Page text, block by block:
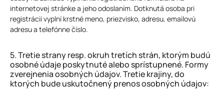
internetovej stránke a jeho odoslaním. Dotknutá osoba pri
registrácii vyplní krstné meno, priezvisko, adresu, emailovú
adresu a telefónne číslo.
5. Tretie strany resp. okruh tretích strán, ktorým budú
osobné údaje poskytnuté alebo sprístupnené. Formy
zverejnenia osobných údajov. Tretie krajiny, do
ktorých bude uskutočnený prenos osobných údajov: